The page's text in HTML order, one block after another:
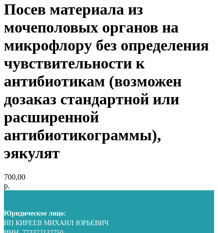
Посев материала из
мочеполовых органов на
микрофлору без определения
чувcтвительности к
антибиотикам (возможен
дозаказ стандартной или
расширенной
антибиотикограммы),
эякулят
700,00
р.
Юридическое лицо:
ИП КИРЕЕВ МИХАИЛ ЮРЬЕВИЧ